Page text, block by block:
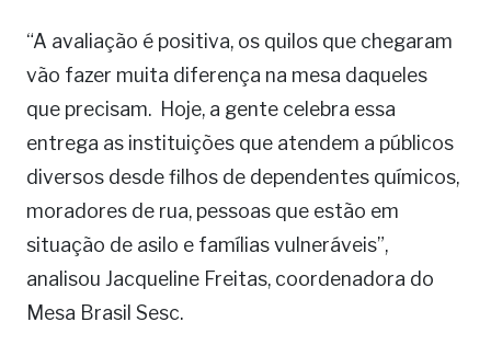
“A avaliação é positiva, os quilos que chegaram
vão fazer muita diferença na mesa daqueles
que precisam. Hoje, a gente celebra essa
entrega as instituições que atendem a públicos
diversos desde filhos de dependentes químicos,
moradores de rua, pessoas que estão em
situação de asilo e famílias vulneráveis”,
analisou Jacqueline Freitas, coordenadora do
Mesa Brasil Sesc.